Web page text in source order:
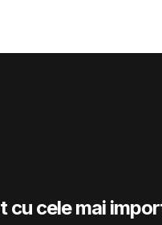
cu cele mai